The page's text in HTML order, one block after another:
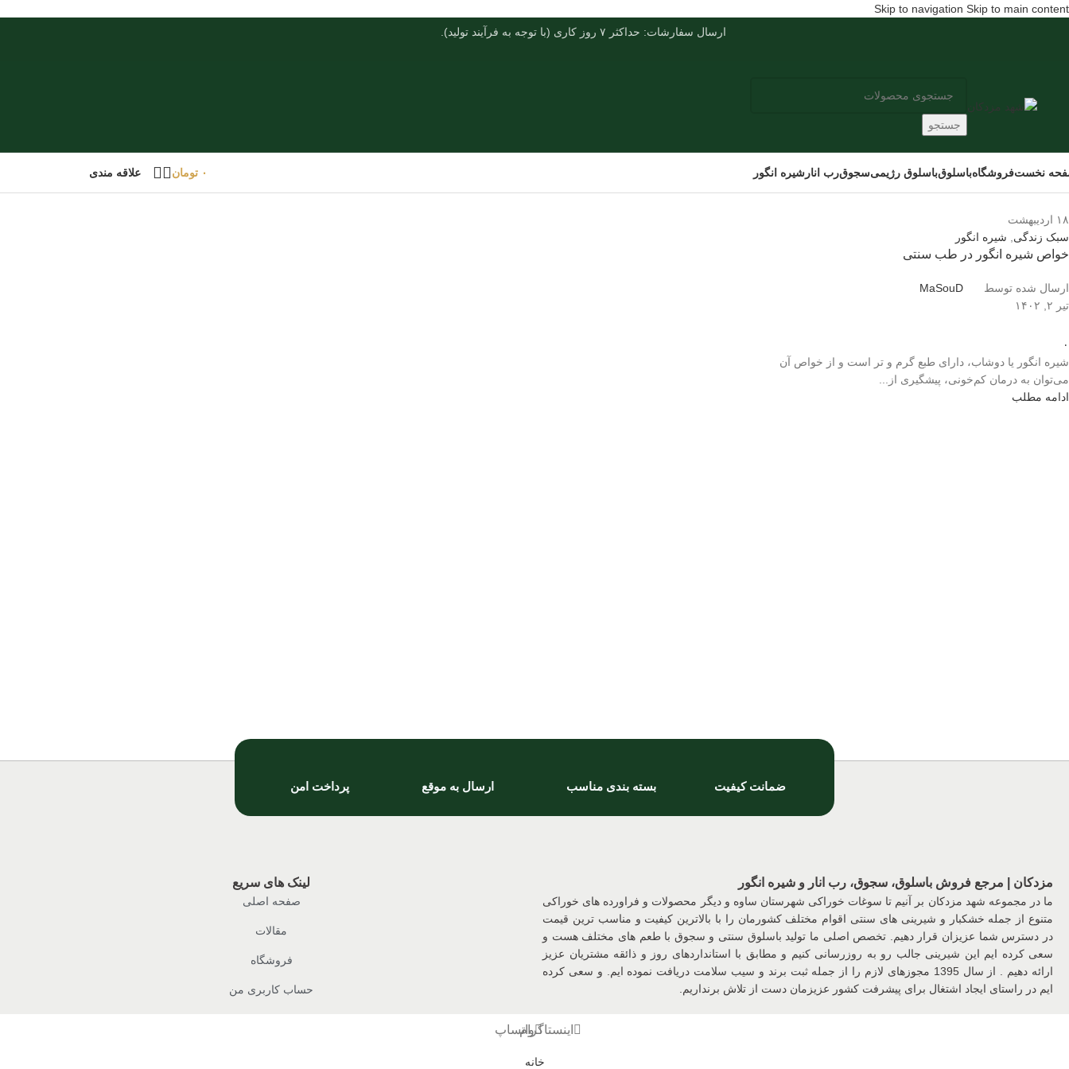
Skip to navigation Skip to main content
ارسال سفارشات: حداکثر ۷ روز کاری (با توجه به فرآیند تولید).
جستجو
نخستفروشگاهباسلوقباسلوق رژیمیسجوقرب انار شیره انگور ۰ تومان علاقه مندی
۱۸ اردیبهشت
سبک زندگی
شیره انگور
خواص شیره انگور در طب سنتی
ارسال شده توسط
MaSouD
تیر ۲, ۱۴۰۲
۰
شیره انگور یا دوشاب، دارای طبع گرم و تر است و از خواص آن
می‌توان به درمان کم‌خونی، پیشگیری از...
ادامه مطلب
ضمانت کیفیت بسته بندی مناسب ارسال به موقع پرداخت امن
مزدکان | مرجع فروش باسلوق، سجوق، رب انار و شیره انگور
ما در مجموعه شهد مزدکان بر آنیم تا سوغات خوراکی شهرستان ساوه و دیگر محصولات و فراورده های خوراکی
متنوع از جمله خشکبار و شیرینی های سنتی اقوام مختلف کشورمان را با بالاترین کیفیت و مناسب ترین قیمت
در دسترس شما عزیزان قرار دهیم. تخصص اصلی ما تولید باسلوق سنتی و سجوق با طعم های مختلف هست و
سعی کرده ایم این شیرینی جالب رو به روزرسانی کنیم و مطابق با استانداردهای روز و ذائقه مشتریان عزیز
ارائه دهیم . از سال 1395 مجوزهای لازم را از جمله ثبت برند و سیب سلامت دریافت نموده ایم. و سعی کرده
ایم در راستای ایجاد اشتغال برای پیشرفت کشور عزیزمان دست از تلاش برنداریم.
لینک های سریع
صفحه اصلی
مقالات
فروشگاه
حساب کاربری من
اینستاگرامواتساپ
خانه